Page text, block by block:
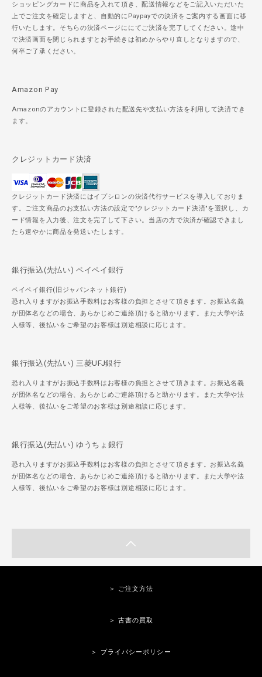
ショッピングカードに商品を入れて頂き、配送情報などをご記入いただいた
上でご注文を確定しますと、自動的にPaypayでの決済をご案内する画面に移
行いたします。そちらの決済ページににてご決済を完了してください。途中
で決済画面を閉じられますとお手続きは初めからやり直しとなりますので、
何卒ご了承ください。
Amazon Pay
Amazonのアカウントに登録された配送先や支払い方法を利用して決済でき
ます。
クレジットカード決済
クレジットカード決済にはイプシロンの決済代行サービスを導入しておりま
す。ご注文商品のお支払い方法の設定で"クレジットカード決済"を選択し、カ
ード情報を入力後、注文を完了して下さい。当店の方で決済が確認できまし
たら速やかに商品を発送いたします。
銀行振込(先払い) ペイペイ銀行
ペイペイ銀行(旧ジャパンネット銀行)
恐れ入りますがお振込手数料はお客様の負担とさせて頂きます。お振込名義
が団体名などの場合、あらかじめご連絡頂けると助かります。また大学や法
人様等、後払いをご希望のお客様は別途相談に応じます。
銀行振込(先払い) 三菱UFJ銀行
恐れ入りますがお振込手数料はお客様の負担とさせて頂きます。お振込名義
が団体名などの場合、あらかじめご連絡頂けると助かります。また大学や法
人様等、後払いをご希望のお客様は別途相談に応じます。
銀行振込(先払い) ゆうちょ銀行
恐れ入りますがお振込手数料はお客様の負担とさせて頂きます。お振込名義
が団体名などの場合、あらかじめご連絡頂けると助かります。また大学や法
人様等、後払いをご希望のお客様は別途相談に応じます。
＞ ご注文方法
＞ 古書の買取
＞ プライバシーポリシー